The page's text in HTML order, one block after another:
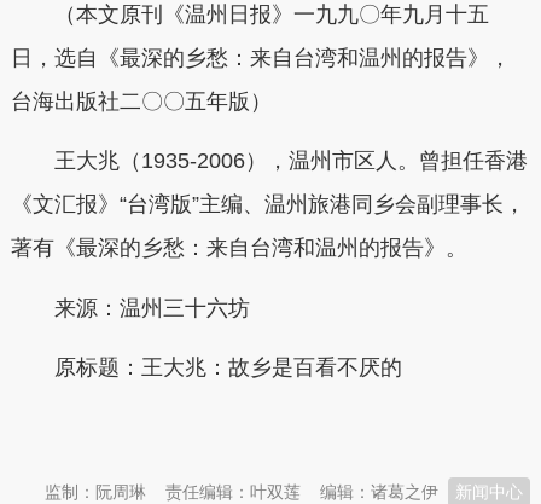
（本文原刊《温州日报》一九九〇年九月十五
日，选自《最深的乡愁：来自台湾和温州的报告》，
台海出版社二〇〇五年版）
王大兆（1935-2006），温州市区人。曾担任香港
《文汇报》“台湾版”主编、温州旅港同乡会副理事长，
著有《最深的乡愁：来自台湾和温州的报告》。
来源：温州三十六坊
原标题：王大兆：故乡是百看不厌的
新闻中心
编辑：诸葛之伊
责任编辑：叶双莲
监制：阮周琳